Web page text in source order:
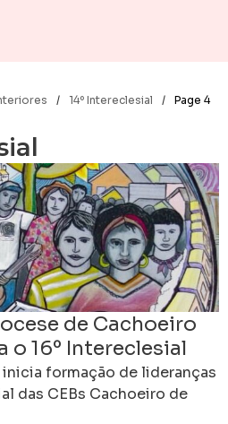
/ 14º Intereclesial / Page 4
de Cachoeiro
o 16º Intereclesial
formação de lideranças
das CEBs Cachoeiro de